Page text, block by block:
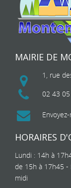
MAIRIE DE
1, rue
02 43
HORAIRES
Lundi : 14h à
de 15h à 17h45
midi